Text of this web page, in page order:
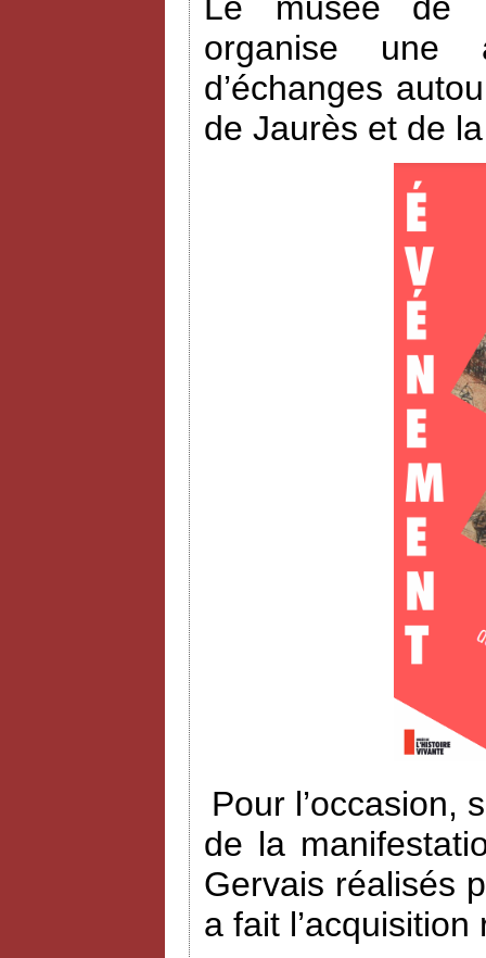
Le musée de
organise une
d’échanges
de Jaurès et de
Pour l’occasion,
de la
Gervais réalisés
a fait